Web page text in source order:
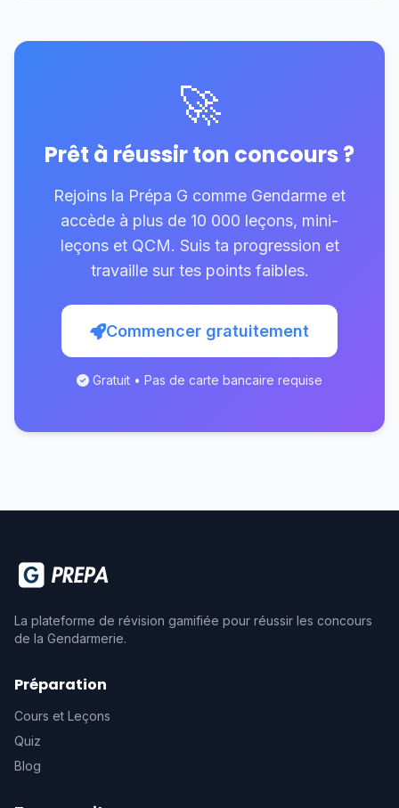
🚀
Prêt à réussir ton concours ?
Rejoins la Prépa G comme Gendarme et
accède à plus de 10 000 leçons, mini-
leçons et QCM. Suis ta progression et
travaille sur tes points faibles.
Commencer gratuitement
Gratuit • Pas de carte bancaire requise
La plateforme de révision gamifiée pour réussir les concours
de la Gendarmerie.
Préparation
Cours et Leçons
Quiz
Blog